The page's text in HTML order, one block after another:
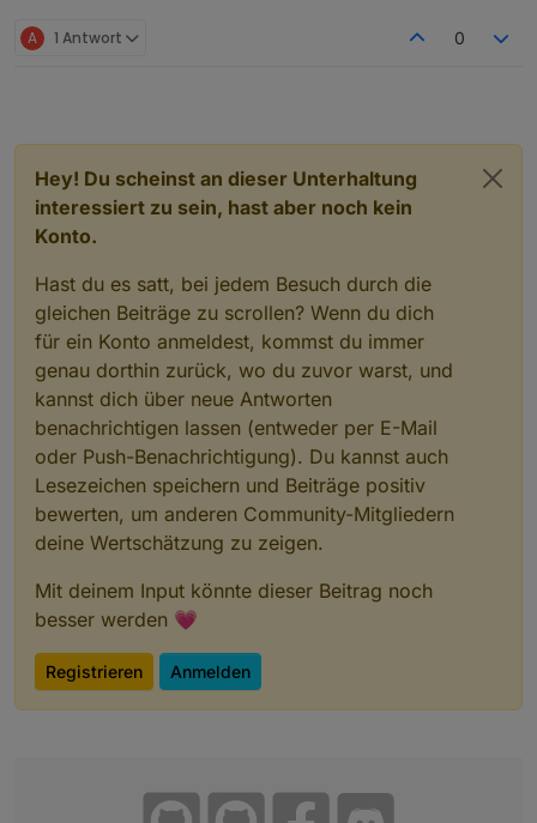
A 1 Antwort 0
Hey! Du scheinst an dieser Unterhaltung
interessiert zu sein, hast aber noch kein
Konto.
Hast du es satt, bei jedem Besuch durch die
gleichen Beiträge zu scrollen? Wenn du dich
für ein Konto anmeldest, kommst du immer
genau dorthin zurück, wo du zuvor warst, und
kannst dich über neue Antworten
benachrichtigen lassen (entweder per E-Mail
oder Push-Benachrichtigung). Du kannst auch
Lesezeichen speichern und Beiträge positiv
bewerten, um anderen Community-Mitgliedern
deine Wertschätzung zu zeigen.
Mit deinem Input könnte dieser Beitrag noch
besser werden 💗
Registrieren Anmelden